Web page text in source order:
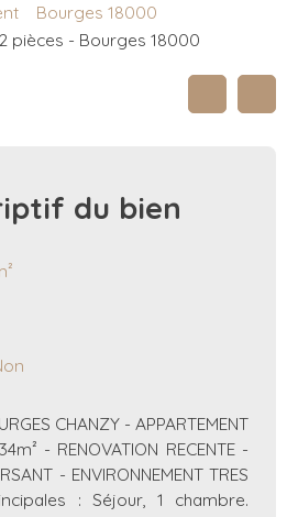
Bourges 18000
pièces - Bourges 18000
du bien
CHANZY - APPARTEMENT
- RENOVATION RECENTE -
- ENVIRONNEMENT TRES
: Séjour, 1 chambre.